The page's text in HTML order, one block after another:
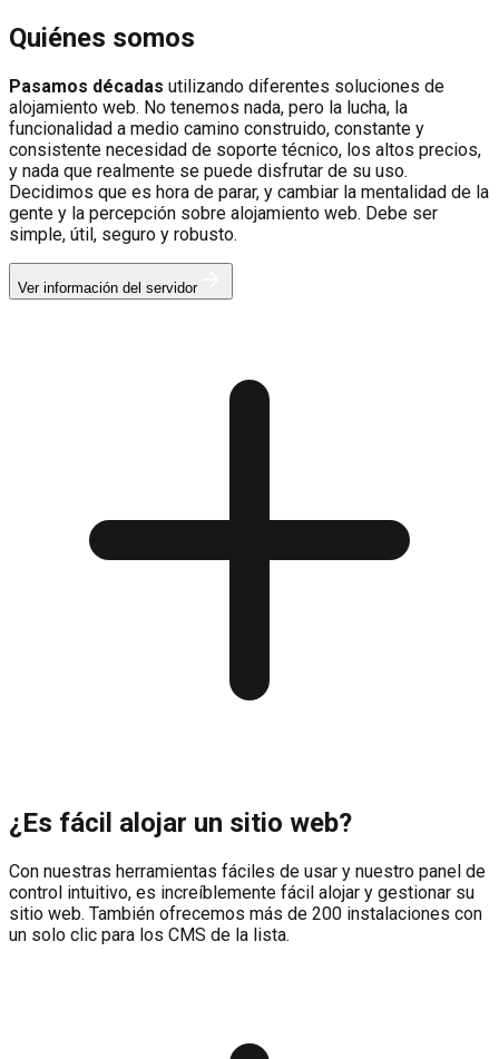
Quiénes somos
Pasamos décadas utilizando diferentes soluciones de
alojamiento web. No tenemos nada, pero la lucha, la
funcionalidad a medio camino construido, constante y
consistente necesidad de soporte técnico, los altos precios,
y nada que realmente se puede disfrutar de su uso.
Decidimos que es hora de parar, y cambiar la mentalidad de la
gente y la percepción sobre alojamiento web. Debe ser
simple, útil, seguro y robusto.
Ver información del servidor
¿Es fácil alojar un sitio web?
Con nuestras herramientas fáciles de usar y nuestro panel de
control intuitivo, es increíblemente fácil alojar y gestionar su
sitio web. También ofrecemos más de 200 instalaciones con
un solo clic para los CMS de la lista.